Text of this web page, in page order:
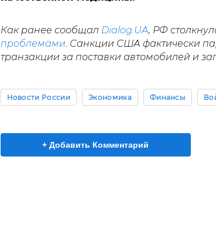
Как ранее сообщал Dialog.UA, РФ
проблемами. Санкции США фактически
транзакции за поставки автомобилей и
Новости России Экономика Финансы
+ Добавить Комментарий